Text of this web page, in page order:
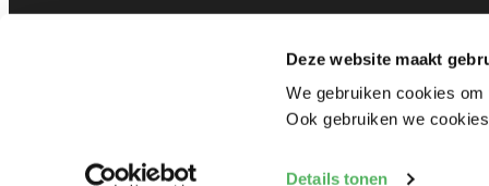
Deze website maakt
We gebruiken cookies
Ook gebruiken we
Details tonen
Privacy verklaring Cookie